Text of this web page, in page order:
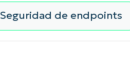
Seguridad de endpoints